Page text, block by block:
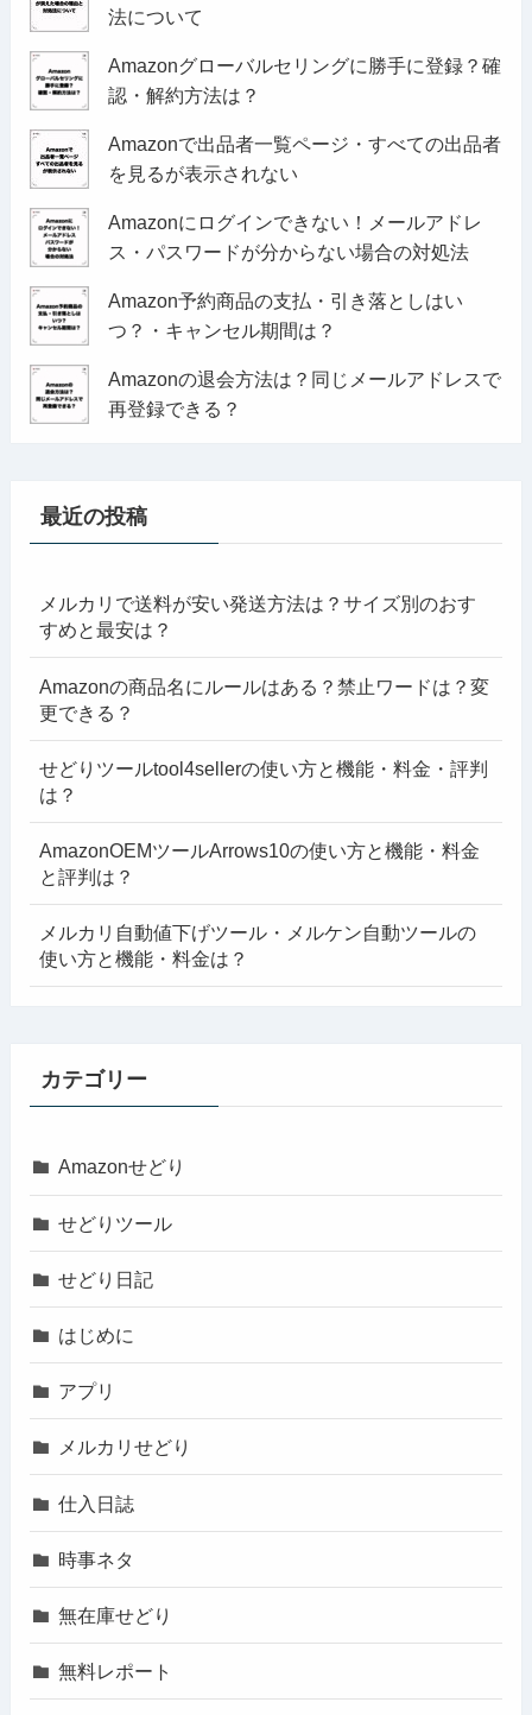
法について
Amazonグローバルセリングに勝手に登録？確
認・解約方法は？
Amazonで出品者一覧ページ・すべての出品者
を見るが表示されない
Amazonにログインできない！メールアドレ
ス・パスワードが分からない場合の対処法
Amazon予約商品の支払・引き落としはい
つ？・キャンセル期間は？
Amazonの退会方法は？同じメールアドレスで
再登録できる？
最近の投稿
メルカリで送料が安い発送方法は？サイズ別のおす
すめと最安は？
Amazonの商品名にルールはある？禁止ワードは？変
更できる？
せどりツールtool4sellerの使い方と機能・料金・評判
は？
AmazonOEMツールArrows10の使い方と機能・料金
と評判は？
メルカリ自動値下げツール・メルケン自動ツールの
使い方と機能・料金は？
カテゴリー
Amazonせどり
せどりツール
せどり日記
はじめに
アプリ
メルカリせどり
仕入日誌
時事ネタ
無在庫せどり
無料レポート